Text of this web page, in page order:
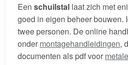
Een schuilstal laat zich met
goed in eigen beheer bouwen.
twee personen. De online
onder montagehandleidingen,
documenten als pdf voor